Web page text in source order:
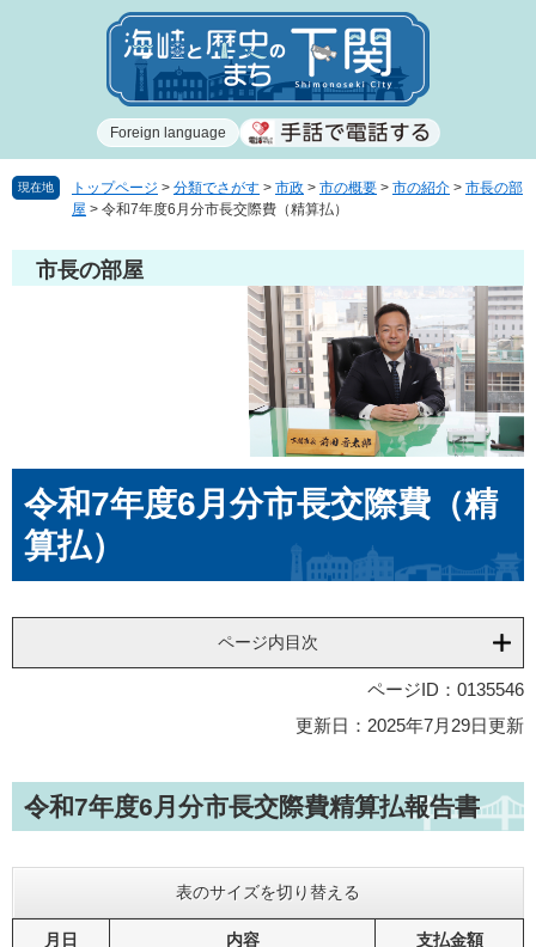
で
ば
へ
Foreign language
現在地 トップページ > 分類でさがす > 市政 > 市の概要 > 市の紹介 > 市長の部
屋 > 令和7年度6月分市長交際費（精算払）
市長の部屋
文令和7年度6月分市長交際費（精
算払）
ページ内目次
ページID：0135546
更新日：2025年7月29日更新
令和7年度6月分市長交際費精算払報告書
表のサイズを切り替える
月日 内容 支払金額